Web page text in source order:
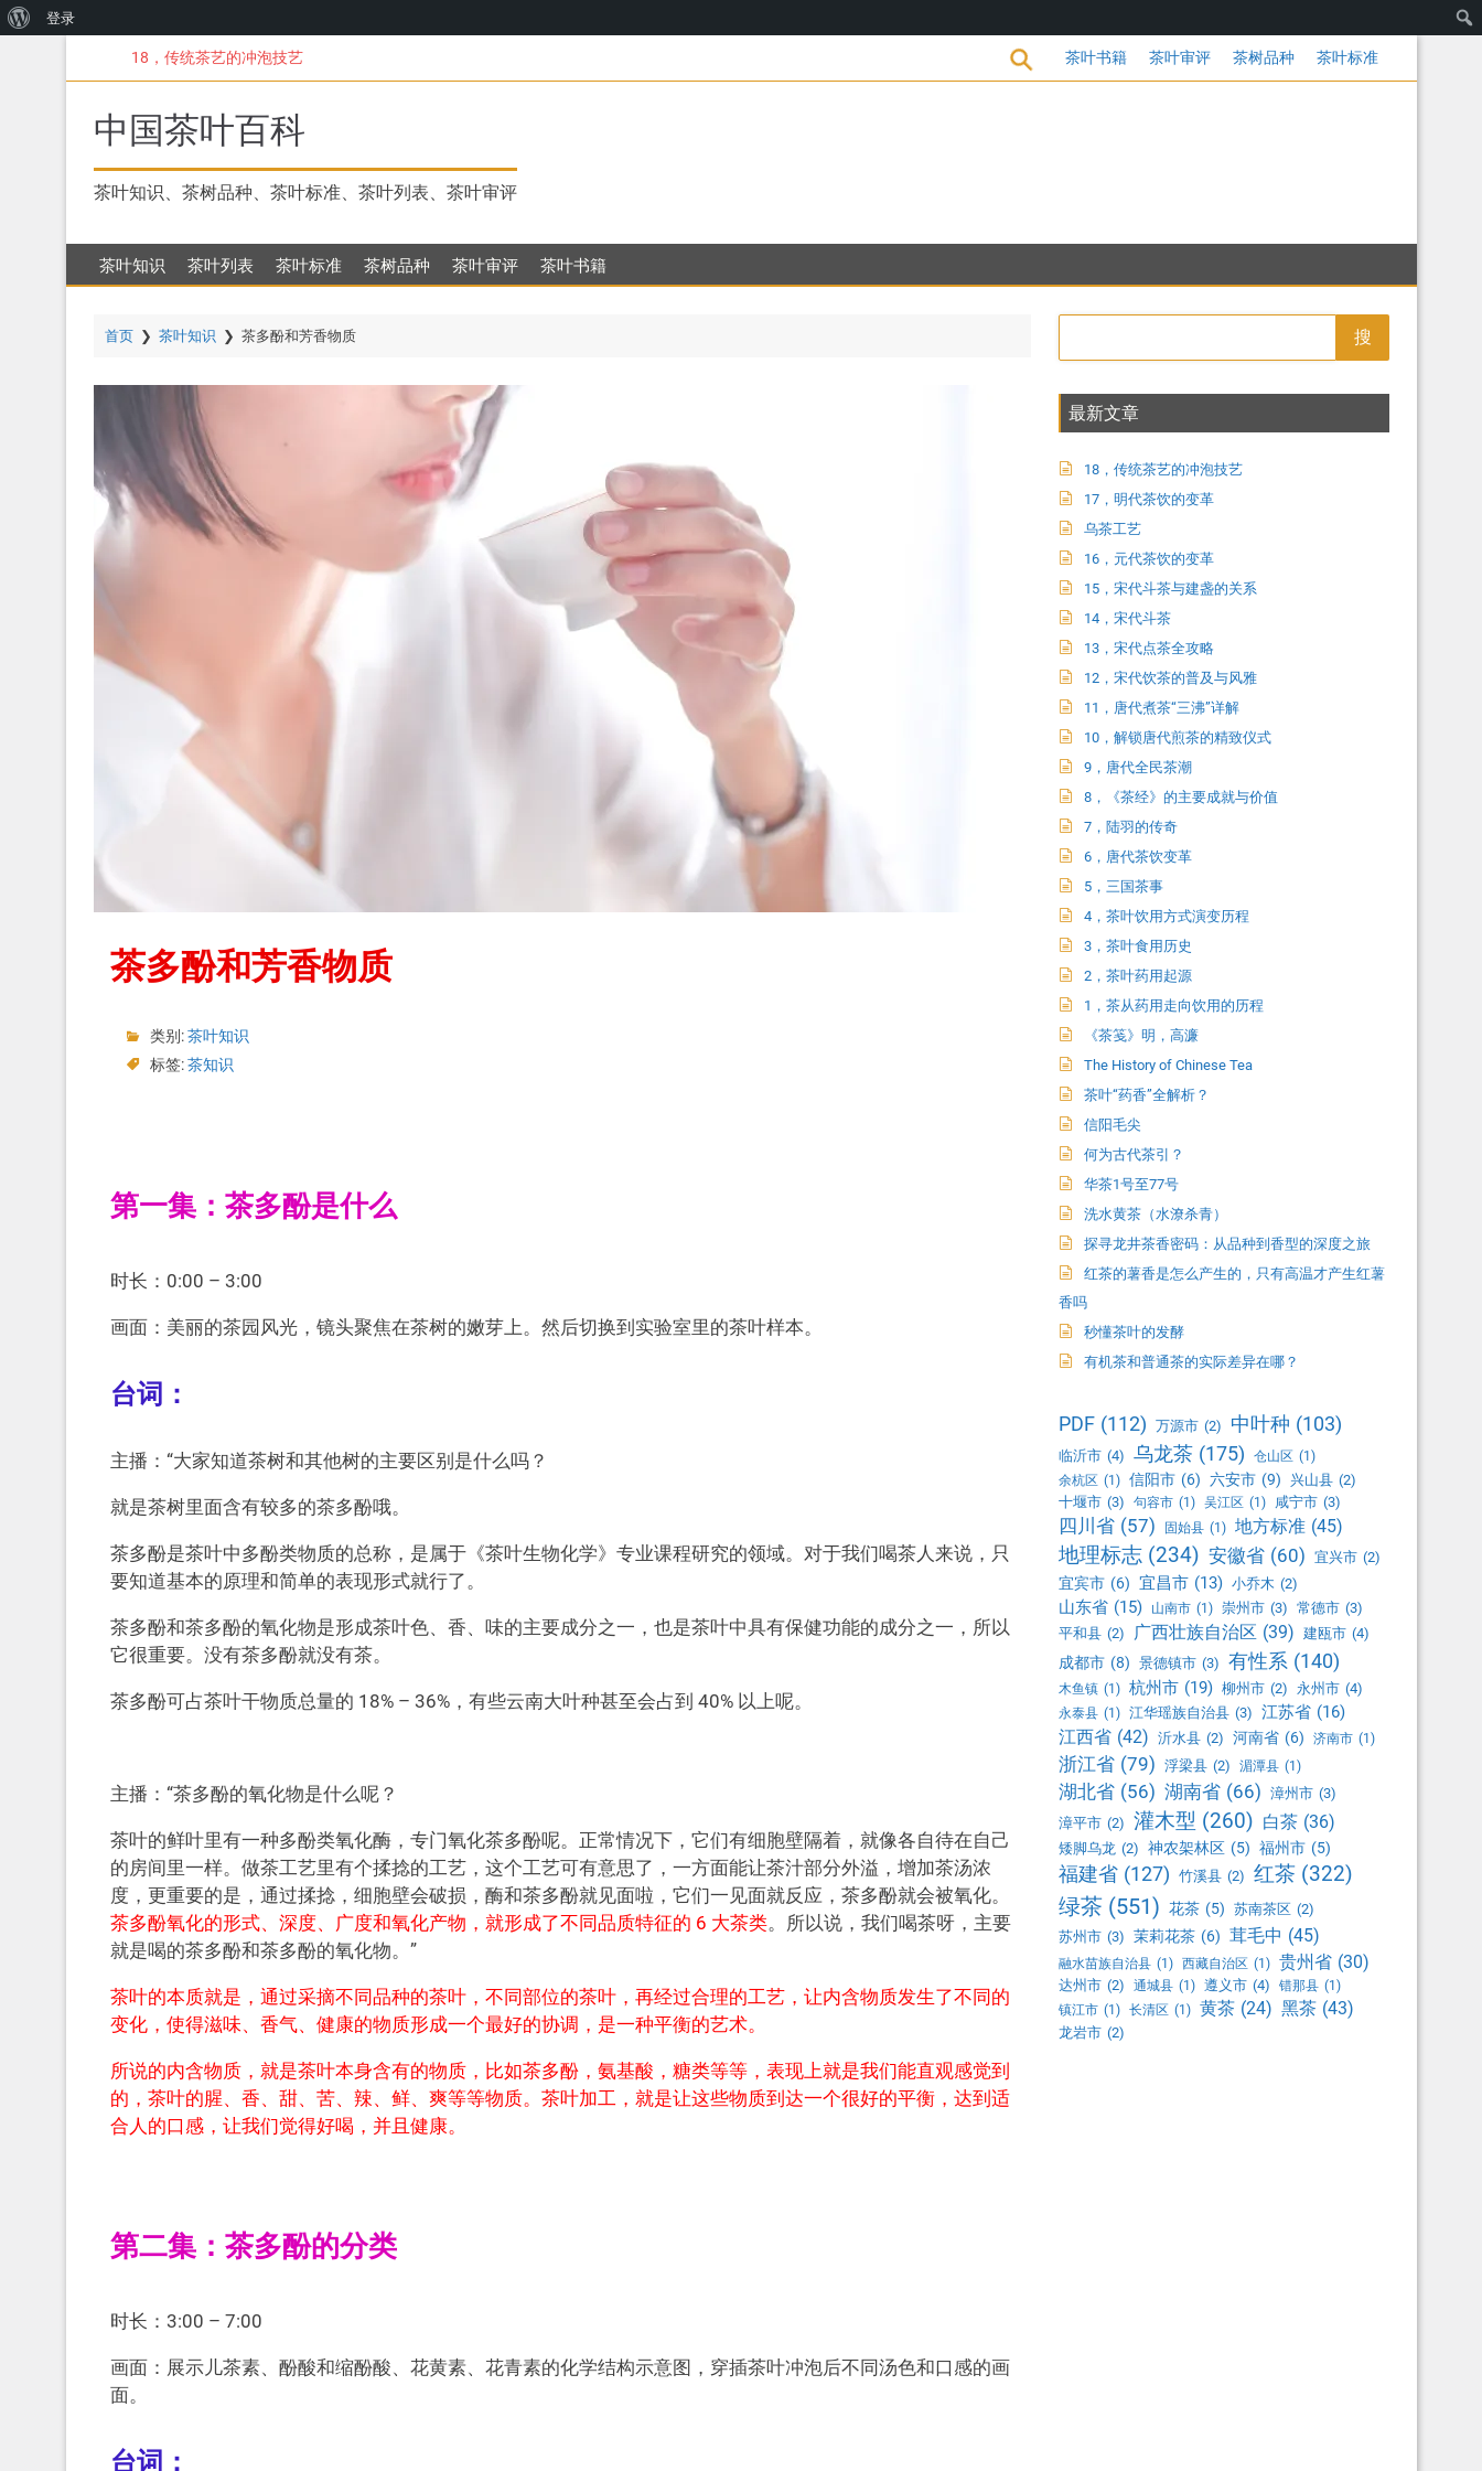
到
18，传统茶艺的冲泡技艺 17，明代茶饮的变革 茶叶书籍 茶叶审评 茶树品种 茶叶标准
中国茶叶百科
茶叶知识、茶树品种、茶叶标准、茶叶列表、茶叶审评
茶叶知识 茶叶列表 茶叶标准 茶树品种 茶叶审评 茶叶书籍
首页❯ 茶叶知识 ❯ 茶多酚和芳香物质
茶多酚和芳香物质
类别:茶叶知识
标签:茶知识
第一集：茶多酚是什么
时长：0:00 – 3:00
画面：美丽的茶园风光，镜头聚焦在茶树的嫩芽上。然后切换到实验室里的茶叶样本。
台词：
主播：“大家知道茶树和其他树的主要区别是什么吗？
就是茶树里面含有较多的茶多酚哦。
茶多酚是茶叶中多酚类物质的总称，是属于《茶叶生物化学》专业课程研究的领域。对于我们喝茶人来说，只
要知道基本的原理和简单的表现形式就行了。
茶多酚和茶多酚的氧化物是形成茶叶色、香、味的主要成分之一，也是茶叶中具有保健功能的成分之一，所以
它很重要。没有茶多酚就没有茶。
茶多酚可占茶叶干物质总量的 18% – 36%，有些云南大叶种甚至会占到 40% 以上呢。
主播：“茶多酚的氧化物是什么呢？
茶叶的鲜叶里有一种多酚类氧化酶，专门氧化茶多酚呢。正常情况下，它们有细胞壁隔着，就像各自待在自己
的房间里一样。做茶工艺里有个揉捻的工艺，这个工艺可有意思了，一方面能让茶汁部分外溢，增加茶汤浓
度，更重要的是，通过揉捻，细胞壁会破损，酶和茶多酚就见面啦，它们一见面就反应，茶多酚就会被氧化。
茶多酚氧化的形式、深度、广度和氧化产物，就形成了不同品质特征的 6 大茶类。所以说，我们喝茶呀，主要
就是喝的茶多酚和茶多酚的氧化物。”
茶叶的本质就是，通过采摘不同品种的茶叶，不同部位的茶叶，再经过合理的工艺，让内含物质发生了不同的
变化，使得滋味、香气、健康的物质形成一个最好的协调，是一种平衡的艺术。
所说的内含物质，就是茶叶本身含有的物质，比如茶多酚，氨基酸，糖类等等，表现上就是我们能直观感觉到
的，茶叶的腥、香、甜、苦、辣、鲜、爽等等物质。茶叶加工，就是让这些物质到达一个很好的平衡，达到适
合人的口感，让我们觉得好喝，并且健康。
第二集：茶多酚的分类
时长：3:00 – 7:00
画面：展示儿茶素、酚酸和缩酚酸、花黄素、花青素的化学结构示意图，穿插茶叶冲泡后不同汤色和口感的画
面。
台词：
搜
最新文章
18，传统茶艺的冲泡技艺
17，明代茶饮的变革
乌茶工艺
16，元代茶饮的变革
15，宋代斗茶与建盏的关系
14，宋代斗茶
13，宋代点茶全攻略
12，宋代饮茶的普及与风雅
11，唐代煮茶“三沸”详解
10，解锁唐代煎茶的精致仪式
9，唐代全民茶潮
8，《茶经》的主要成就与价值
7，陆羽的传奇
6，唐代茶饮变革
5，三国茶事
4，茶叶饮用方式演变历程
3，茶叶食用历史
2，茶叶药用起源
1，茶从药用走向饮用的历程
《茶笺》明，高濂
The History of Chinese Tea
茶叶“药香”全解析？
信阳毛尖
何为古代茶引？
华茶1号至77号
洗水黄茶（水潦杀青）
探寻龙井茶香密码：从品种到香型的深度之旅
红茶的薯香是怎么产生的，只有高温才产生红薯
香吗
秒懂茶叶的发酵
有机茶和普通茶的实际差异在哪？
PDF (112) 万源市 (2) 中叶种 (103)
临沂市 (4) 乌龙茶 (175) 仓山区 (1)
余杭区 (1) 信阳市 (6) 六安市 (9) 兴山县 (2)
十堰市 (3) 句容市 (1) 吴江区 (1) 咸宁市 (3)
四川省 (57) 固始县 (1) 地方标准 (45)
地理标志 (234) 安徽省 (60) 宜兴市 (2)
宜宾市 (6) 宜昌市 (13) 小乔木 (2)
山东省 (15) 山南市 (1) 崇州市 (3) 常德市 (3)
平和县 (2) 广西壮族自治区 (39) 建瓯市 (4)
成都市 (8) 景德镇市 (3) 有性系 (140)
木鱼镇 (1) 杭州市 (19) 柳州市 (2) 永州市 (4)
永泰县 (1) 江华瑶族自治县 (3) 江苏省 (16)
江西省 (42) 沂水县 (2) 河南省 (6) 济南市 (1)
浙江省 (79) 浮梁县 (2) 湄潭县 (1)
湖北省 (56) 湖南省 (66) 漳州市 (3)
漳平市 (2) 灌木型 (260) 白茶 (36)
矮脚乌龙 (2) 神农架林区 (5) 福州市 (5)
福建省 (127) 竹溪县 (2) 红茶 (322)
绿茶 (551) 花茶 (5) 苏南茶区 (2)
苏州市 (3) 茉莉花茶 (6) 茸毛中 (45)
融水苗族自治县 (1) 西藏自治区 (1) 贵州省 (30)
达州市 (2) 通城县 (1) 遵义市 (4) 错那县 (1)
镇江市 (1) 长清区 (1) 黄茶 (24) 黑茶 (43)
龙岩市 (2)
WordPress
登录